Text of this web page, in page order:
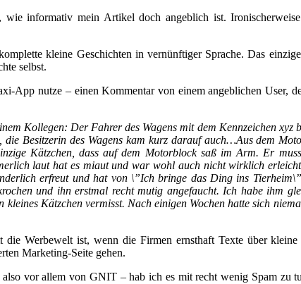
informativ mein Artikel doch angeblich ist.
kleine Geschichten in vernünftiger Sprache. Das
selbst.
App nutze – einen Kommentar von einem angeblichen User,
Kollegen: Der Fahrer des Wagens mit dem Kennzeichen xyz
Besitzerin des Wagens kam kurz darauf auch…Aus dem
Kätzchen, dass auf dem Motorblock saß im Arm. Er
laut hat es miaut und war wohl auch nicht wirklich
erfreut und hat von \”Ich bringe das Ding ins
und ihn erstmal recht mutig angefaucht. Ich habe ihm
Kätzchen vermisst. Nach einigen Wochen hatte sich
Werbewelt ist, wenn die Firmen ernsthaft Texte über
Marketing-Seite gehen.
vor allem von GNIT – hab ich es mit recht wenig Spam zu